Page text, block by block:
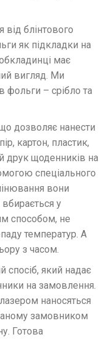
від блінтового
як підкладки на
має
вигляд. Ми
фольги – срібло та
дозволяє нанести
картон, пластик,
друк щоденників на
спеціального
вони
у
способом, не
температур. А
з часом.
спосіб, який надає
на замовлення.
наносяться
замовником
Готова